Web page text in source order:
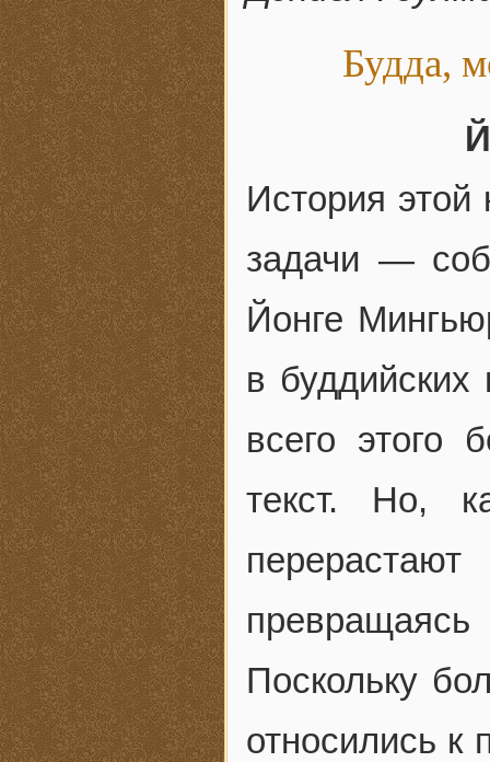
Будда,
История этой
задачи —
Йонге
в
всего этого
текст. Но,
Поскольку
относились к